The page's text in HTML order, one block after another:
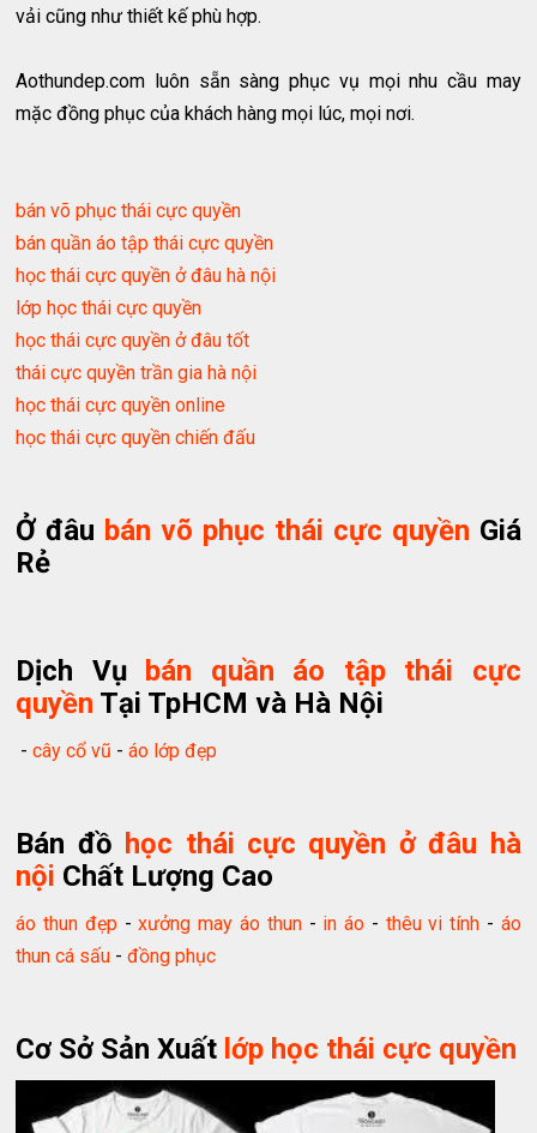
vải cũng như thiết kế phù hợp.
Aothundep.com luôn sẵn sàng phục vụ mọi nhu cầu may
mặc đồng phục của khách hàng mọi lúc, mọi nơi.
bán võ phục thái cực quyền
bán quần áo tập thái cực quyền
học thái cực quyền ở đâu hà nội
lớp học thái cực quyền
học thái cực quyền ở đâu tốt
thái cực quyền trần gia hà nội
học thái cực quyền online
học thái cực quyền chiến đấu
Ở đâu bán võ phục thái cực quyền Giá
Rẻ
Dịch Vụ
bán quần áo tập thái cực
quyền Tại TpHCM và Hà Nội
-cây cổ vũ -áo lớp đẹp
Bán đồ học thái cực quyền ở đâu hà
nội Chất Lượng Cao
áo thun đẹp-xưởng may áo thun- in áo - thêu vi tính - áo
thun cá sấu -đồng phục
Cơ Sở Sản Xuất lớp học thái cực quyền